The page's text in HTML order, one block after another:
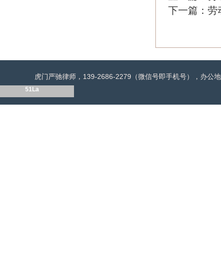
下一篇： 劳
虎门严驰律师，139-2686-2279（微信号即手机号），办公
51La